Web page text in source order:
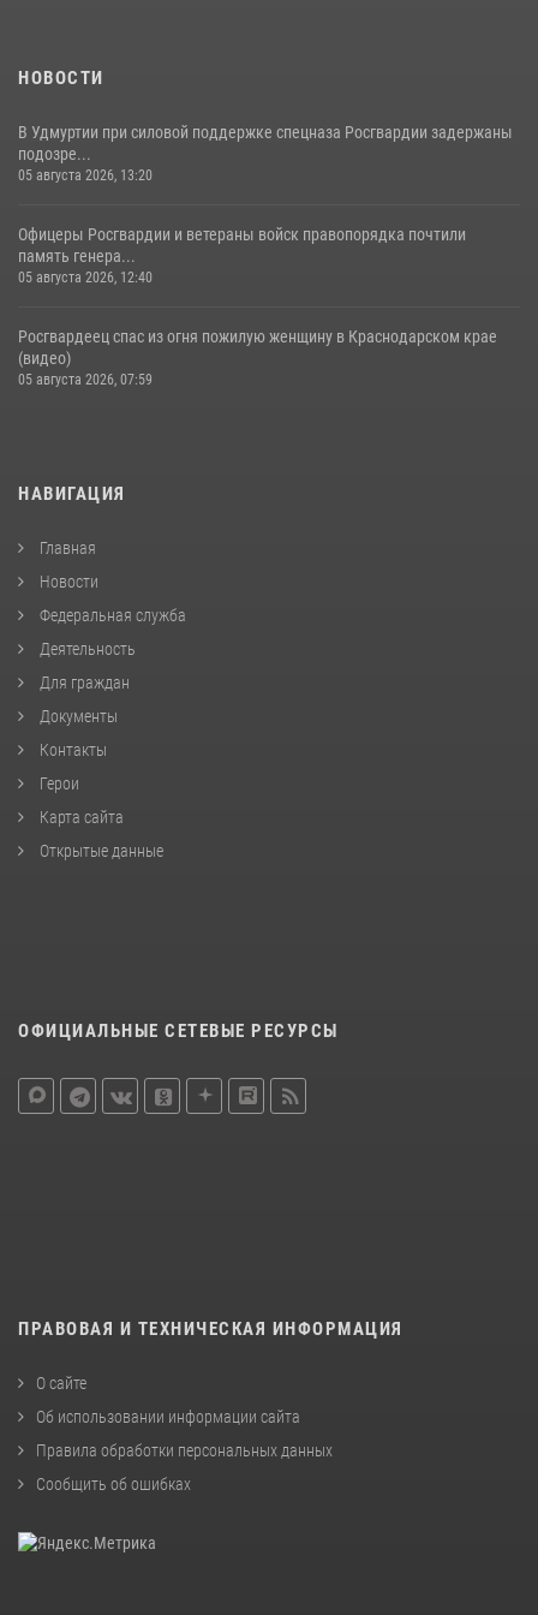
НОВОСТИ
В Удмуртии при силовой поддержке спецназа Росгвардии задержаны
подозре...
05 августа 2026, 13:20
Офицеры Росгвардии и ветераны войск правопорядка почтили
память генера...
05 августа 2026, 12:40
Росгвардеец спас из огня пожилую женщину в Краснодарском крае
(видео)
05 августа 2026, 07:59
НАВИГАЦИЯ
Главная
Новости
Федеральная служба
Деятельность
Для граждан
Документы
Контакты
Герои
Карта сайта
Открытые данные
ОФИЦИАЛЬНЫЕ СЕТЕВЫЕ РЕСУРСЫ
ПРАВОВАЯ И ТЕХНИЧЕСКАЯ ИНФОРМАЦИЯ
О сайте
Об использовании информации сайта
Правила обработки персональных данных
Сообщить об ошибках